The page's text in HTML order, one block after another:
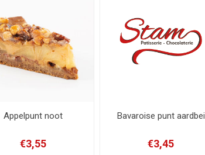
Appelpunt noot
€3,55
Bavaroise punt aardbei
€3,45